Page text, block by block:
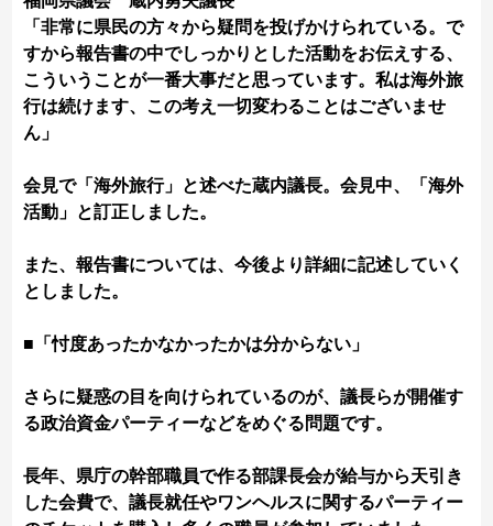
「非常に県民の方々から疑問を投げかけられている。で
すから報告書の中でしっかりとした活動をお伝えする、
こういうことが一番大事だと思っています。私は海外旅
行は続けます、この考え一切変わることはございませ
ん」
会見で「海外旅行」と述べた蔵内議長。会見中、「海外
活動」と訂正しました。
また、報告書については、今後より詳細に記述していく
としました。
■「忖度あったかなかったかは分からない」
さらに疑惑の目を向けられているのが、議長らが開催す
る政治資金パーティーなどをめぐる問題です。
長年、県庁の幹部職員で作る部課長会が給与から天引き
した会費で、議長就任やワンヘルスに関するパーティー